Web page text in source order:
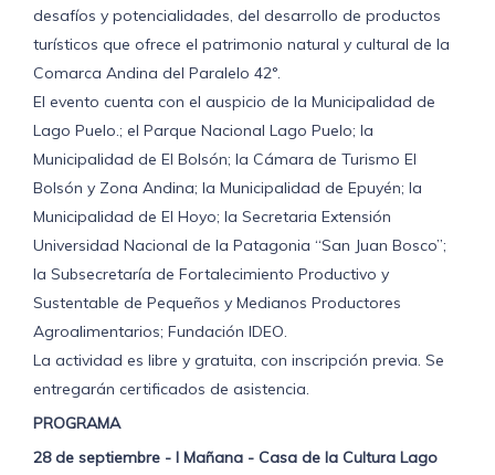
desafíos y potencialidades, del desarrollo de productos
turísticos que ofrece el patrimonio natural y cultural de la
Comarca Andina del Paralelo 42°.
El evento cuenta con el auspicio de la Municipalidad de
Lago Puelo.; el Parque Nacional Lago Puelo; la
Municipalidad de El Bolsón; la Cámara de Turismo El
Bolsón y Zona Andina; la Municipalidad de Epuyén; la
Municipalidad de El Hoyo; la Secretaria Extensión
Universidad Nacional de la Patagonia “San Juan Bosco”;
la Subsecretaría de Fortalecimiento Productivo y
Sustentable de Pequeños y Medianos Productores
Agroalimentarios; Fundación IDEO.
La actividad es libre y gratuita, con inscripción previa. Se
entregarán certificados de asistencia.
PROGRAMA
28 de septiembre - I Mañana - Casa de la Cultura Lago